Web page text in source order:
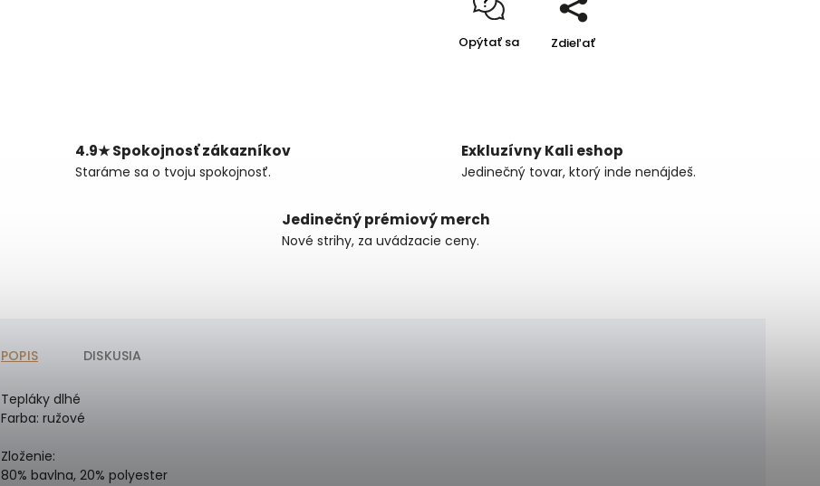
Opýtať sa Zdieľať
4.9★ Spokojnosť zákazníkov
Staráme sa o tvoju spokojnosť.
Exkluzívny Kali eshop
Jedinečný tovar, ktorý inde nenájdeš.
Jedinečný prémiový merch
Nové strihy, za uvádzacie ceny.
POPIS DISKUSIA
Tepláky dlhé
Farba: ružové
Zloženie:
80% bavlna, 20% polyester